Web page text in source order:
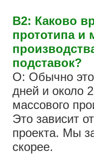
В2: Каково
прототипа и
подставок?
О: Обычно это
дней и около
массового
Это зависит
проекта. Мы
скорее.